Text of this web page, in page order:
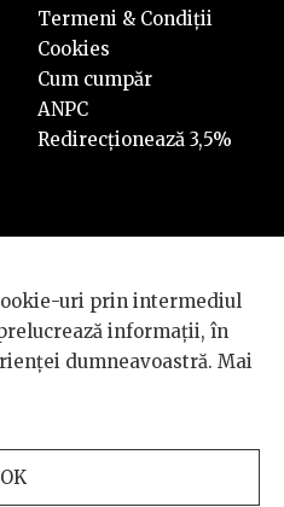
Termeni & Condiții
Cookies
Cum cumpăr
ANPC
Redirecționează 3,5%
toate drepturile rezervate.
BRD GROUPE SOCIÉTÉ
uri prin intermediul
informații, în
dumneavoastră. Mai
OK